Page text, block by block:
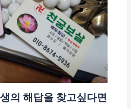
의 해답을 찾고싶다면